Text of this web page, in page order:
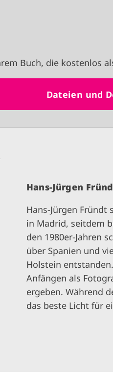
Buch, die kostenlos
Dateien und
Hans-Jürgen
Hans-Jürgen
in Madrid, seitdem
den 1980er-Jahren
über Spanien und
Holstein
Anfängen als
ergeben. Während
das beste Licht für